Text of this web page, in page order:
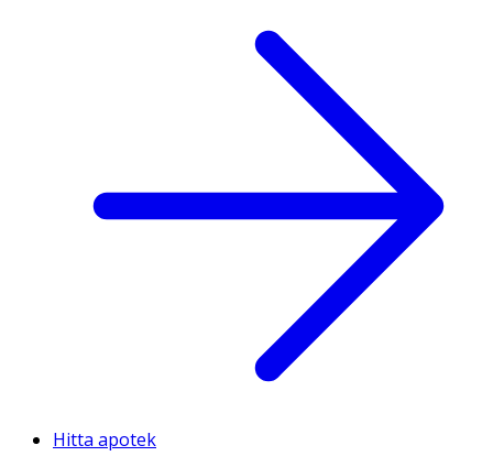
Hitta apotek